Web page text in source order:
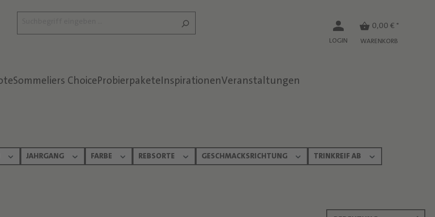
LOGIN
0,00 € *
WARENKORB
Sommeliers ChoiceProbierpaketeInspirationenVeranstaltungen
Text überspringen
JAHRGANG FARBE REBSORTE GESCHMACKSRICHTUNG TRINKREIF AB